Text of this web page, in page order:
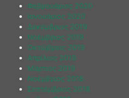
Φεβρουάριος 2020
Ιανουάριος 2020
Δεκέμβριος 2019
Νοέμβριος 2019
Οκτώβριος 2019
Απρίλιος 2019
Μάρτιος 2019
Νοέμβριος 2018
Σεπτέμβριος 2018